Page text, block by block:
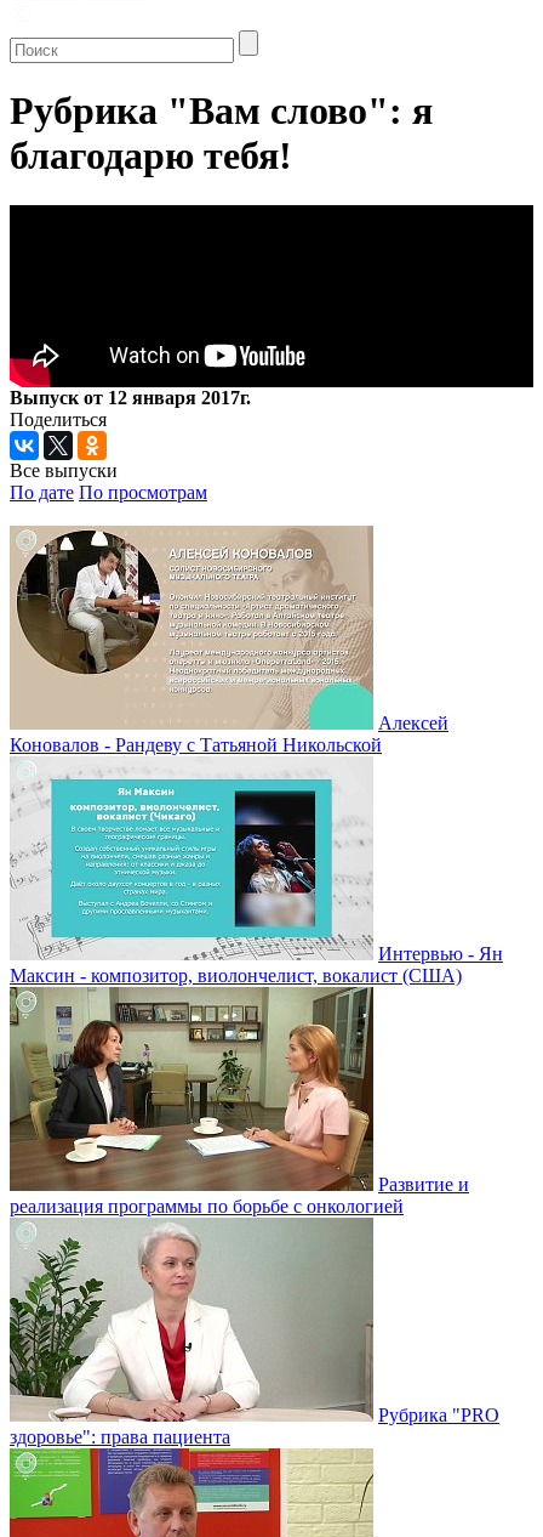
Рубрика "Вам слово": я
благодарю тебя!
Выпуск от 12 января 2017г.
Поделиться
Все выпуски
По дате По просмотрам
Алексей
Коновалов - Рандеву с Татьяной Никольской
Интервью - Ян
Максин - композитор, виолончелист, вокалист (США)
Развитие и
реализация программы по борьбе с онкологией
Рубрика "PRO
здоровье": права пациента